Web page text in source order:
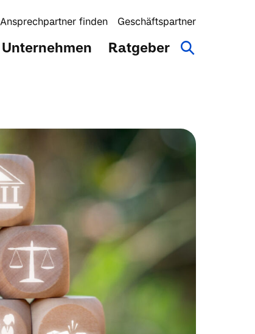
Ansprechpartner finden Geschäftspartner
Unternehmen Ratgeber